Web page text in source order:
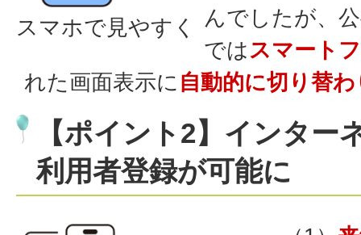
スマホで見やすく
んでしたが、
ではスマート
れた画面表示に 自動的に切り替
【ポイント2】インター
利用者登録が可能に